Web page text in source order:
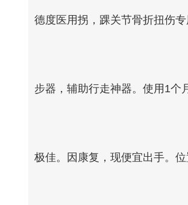
德度医用拐，踝关节骨折扭伤
步器，辅助行走神器。使用1个
极佳。因康复，现便宜出手。